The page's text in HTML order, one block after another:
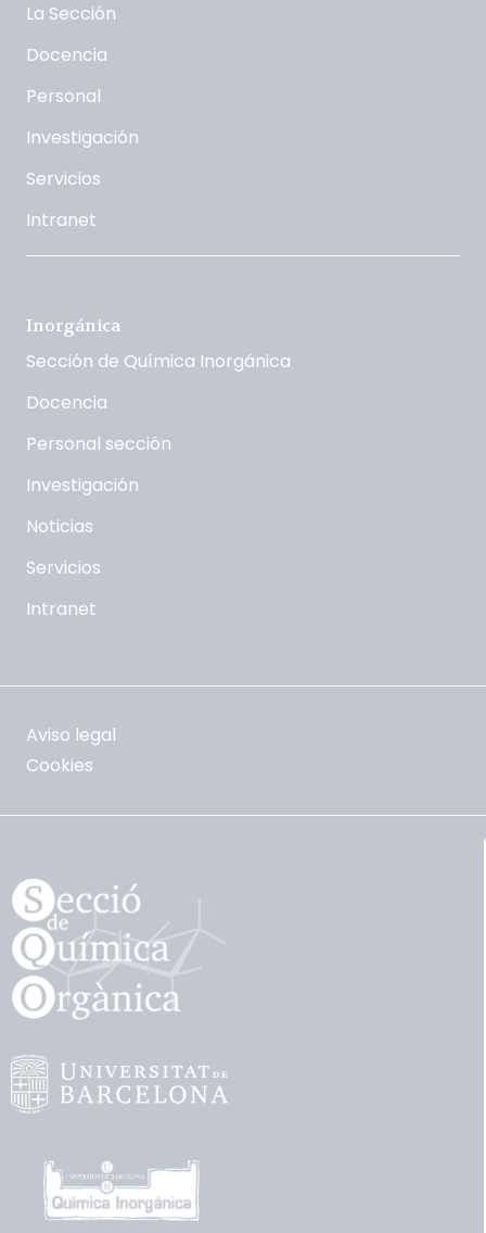
La Sección
Docencia
Personal
Investigación
Servicios
Intranet
Inorgánica
Sección de Química Inorgánica
Docencia
Personal sección
Investigación
Noticias
Servicios
Intranet
Aviso legal
Cookies